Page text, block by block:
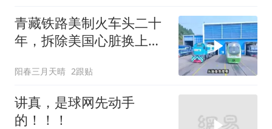
青藏铁路美制火车头二十
年，拆除美国心脏换上绿
阳春三月天晴 2跟贴
讲真，是球网先动手
的！！！